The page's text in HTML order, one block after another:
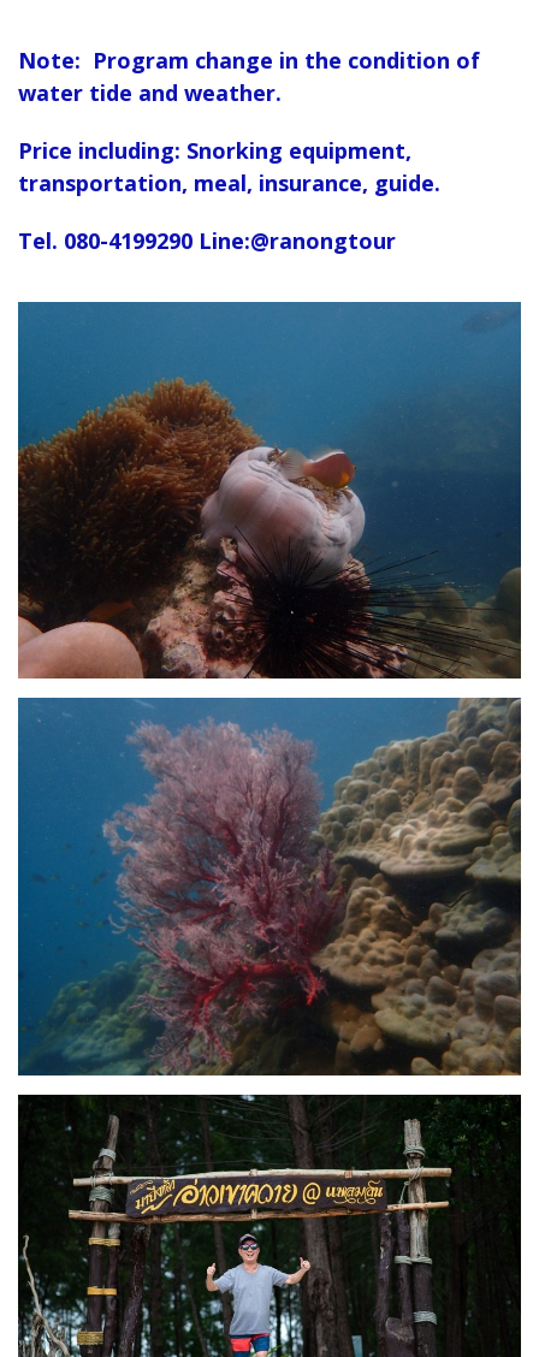
Note: Program change in the condition of
water tide and weather.
Price including: Snorking equipment,
transportation, meal, insurance, guide.
Tel. 080-4199290 Line:@ranongtour